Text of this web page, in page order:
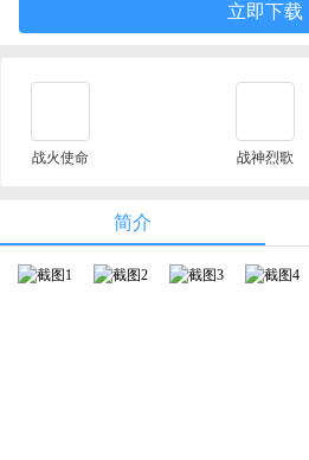
立即下载
战火使命 战神烈歌
简介